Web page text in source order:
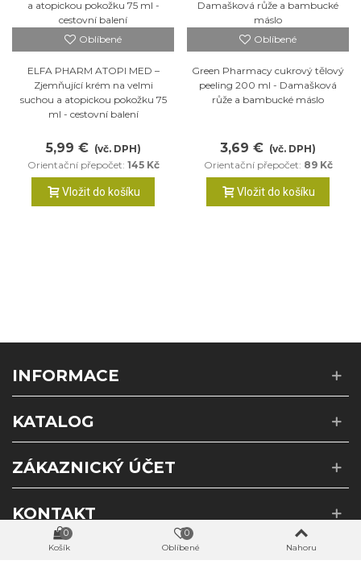
Oblíbené
ELFA PHARM ATOPI MED –
Zjemňující krém na velmi
suchou a atopickou pokožku 75
ml - cestovní balení
5,99 € (vč. DPH)
Orientační přepočet: 145 Kč
Vložit do košíku
Oblíbené
Green Pharmacy cukrový tělový
peeling 200 ml - Damašková
růže a bambucké máslo
3,69 € (vč. DPH)
Orientační přepočet: 89 Kč
Vložit do košíku
INFORMACE
KATALOG
ZÁKAZNICKÝ ÚČET
KONTAKT
Košík
0
Oblíbené
0
Nahoru